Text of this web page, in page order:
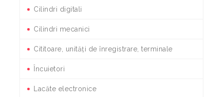
Cilindri digitali
Cilindri mecanici
Cititoare, unități de înregistrare, terminale
Încuietori
Lacăte electronice